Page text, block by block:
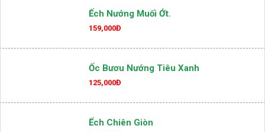
Ếch Nướng Muối Ớt.
159,000Đ
Ốc Bươu Nướng Tiêu Xanh
125,000Đ
Ếch Chiên Giòn